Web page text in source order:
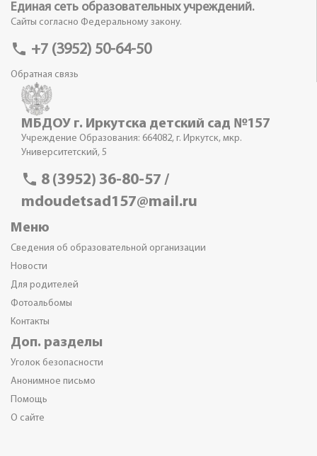
Единая сеть образовательных учреждений.
Сайты согласно Федеральному закону.
phone +7 (3952) 50-64-50
Обратная связь
МБДОУ г. Иркутска детский сад №157
Учреждение Образования: 664082, г. Иркутск, мкр.
Университетский, 5
phone 8 (3952) 36-80-57 /
mdoudetsad157@mail.ru
Меню
Сведения об образовательной организации
Новости
Для родителей
Фотоальбомы
Контакты
Доп. разделы
Уголок безопасности
Анонимное письмо
Помощь
О сайте